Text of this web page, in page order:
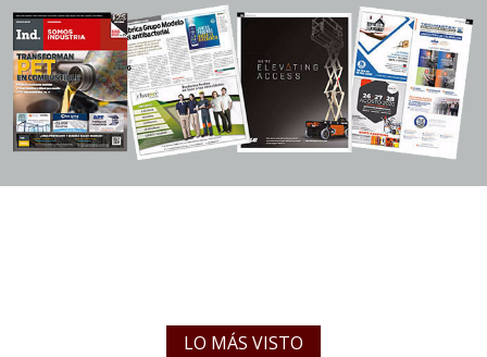
LO MÁS VISTO